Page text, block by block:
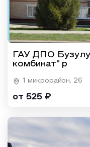
ГАУ ДПО
комбинат" р
1 микрорайон, 26
от 525 ₽